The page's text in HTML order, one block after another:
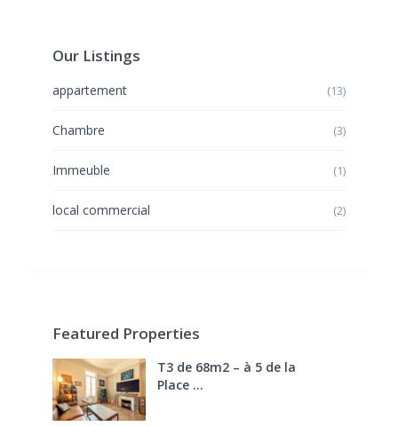
Our Listings
appartement (13)
Chambre (3)
Immeuble (1)
local commercial (2)
Featured Properties
T3 de 68m2 – à 5 de la
Place ...